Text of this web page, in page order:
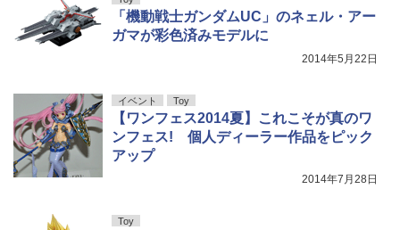
「機動戦士ガンダムUC」のネェル・アー
ガマが彩色済みモデルに
2014年5月22日
イベント Toy
【ワンフェス2014夏】これこそが真のワ
ンフェス! 個人ディーラー作品をピック
アップ
2014年7月28日
Toy